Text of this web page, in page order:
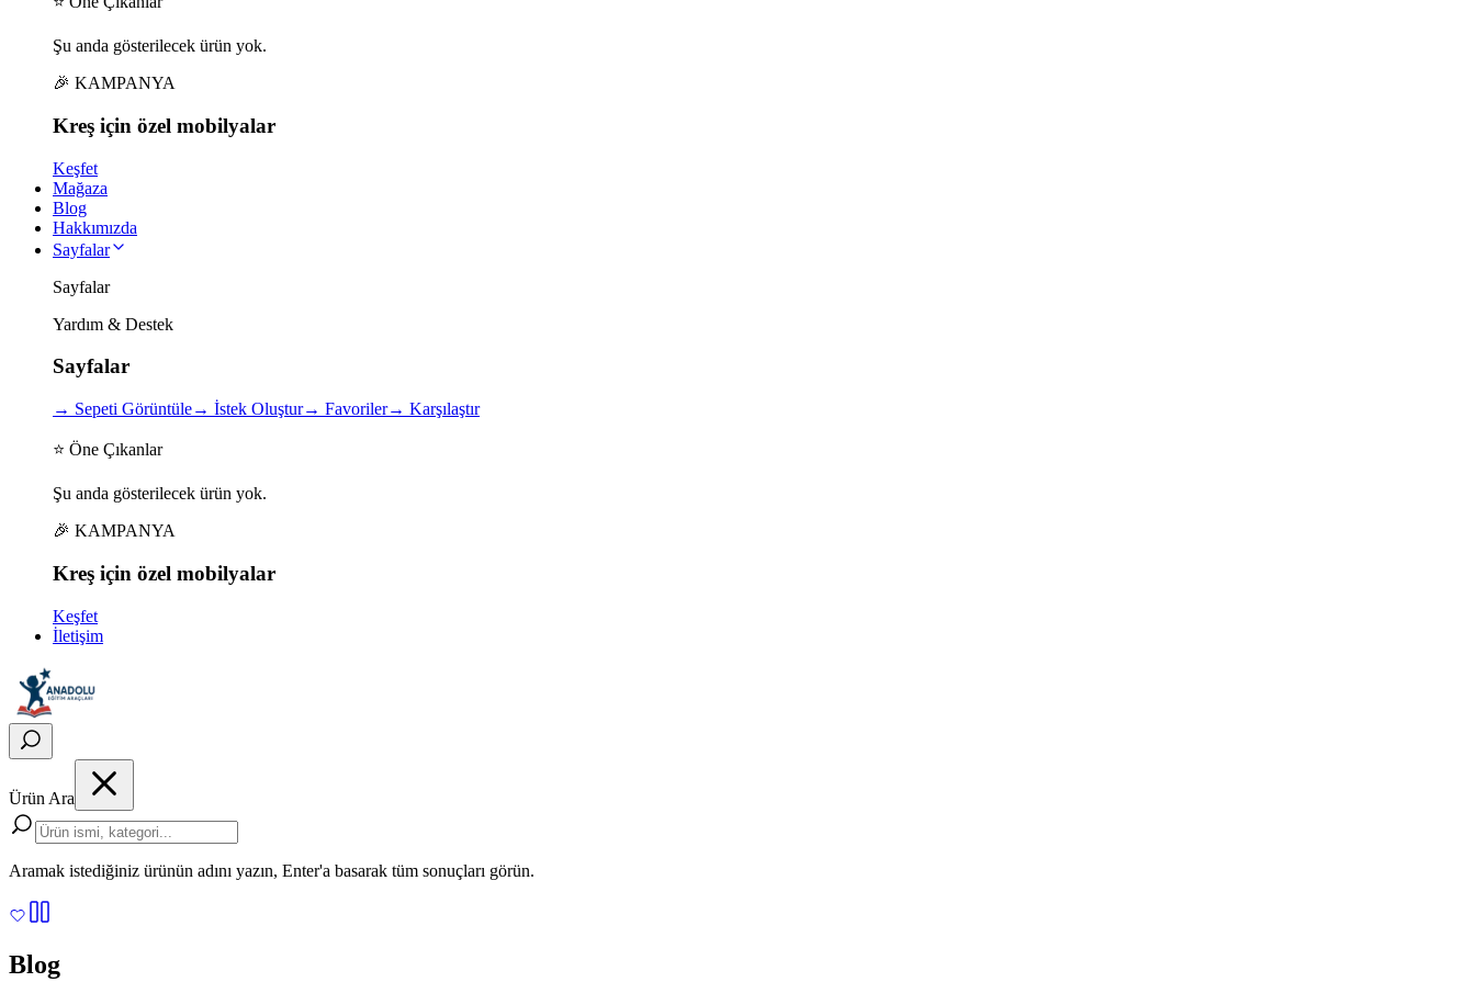
Şu anda gösterilecek ürün yok.
🎉 KAMPANYA
Kreş için özel mobilyalar
Keşfet
Mağaza
Blog
Hakkımızda
Sayfalar
Sayfalar
Yardım & Destek
Sayfalar
→ Sepeti Görüntüle→ İstek Oluştur→ Favoriler→ Karşılaştır
⭐ Öne Çıkanlar
Şu anda gösterilecek ürün yok.
🎉 KAMPANYA
Kreş için özel mobilyalar
Keşfet
İletişim
Ürün Ara
Aramak istediğiniz ürünün adını yazın, Enter'a basarak tüm sonuçları görün.
Blog